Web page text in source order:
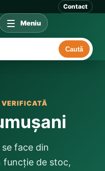
Contact
Caută
Meniu
face din
funcție de stoc,